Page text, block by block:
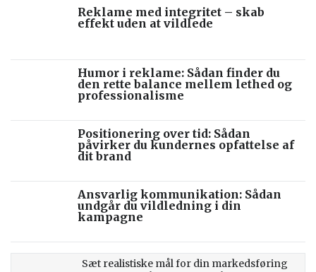
Reklame med integritet – skab
effekt uden at vildlede
Humor i reklame: Sådan finder du
den rette balance mellem lethed og
professionalisme
Positionering over tid: Sådan
påvirker du kundernes opfattelse af
dit brand
Ansvarlig kommunikation: Sådan
undgår du vildledning i din
kampagne
Sæt realistiske mål for din markedsføring